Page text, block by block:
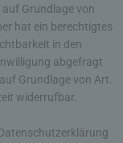
Grundlage von
hat ein berechtigtes
in den
abgefragt
Grundlage von Art.
widerrufbar.
eines
Shop
in den
ein Cookie.